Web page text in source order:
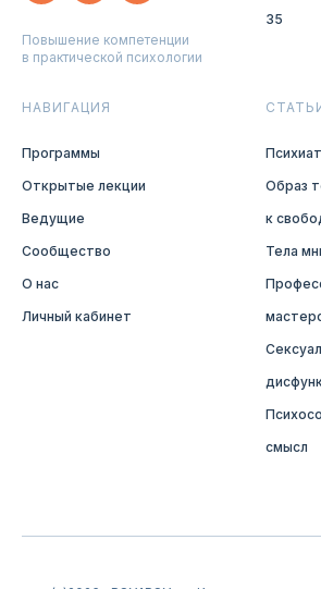
Повышение компетенции
в практической психологии
35
НАВИГАЦИЯ
Программы
Открытые лекции
Ведущие
Сообщество
О нас
Личный кабинет
Образ
к
Тела
смысл